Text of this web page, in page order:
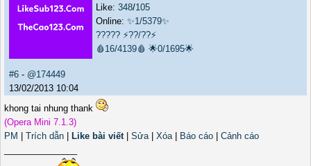
Like: 348/105
Online: ✨1/5379✨
????? ⚡??/??⚡
🩸16/4139🩸 🌟0/1695🌟
#6 - @174449
13/02/2013 10:04
khong tai nhung thank
(Opera Mini 7.1.3)
PM
Trích dẫn Like bài viết| Sửa| Xóa| Báo cáo
Cảnh cáo